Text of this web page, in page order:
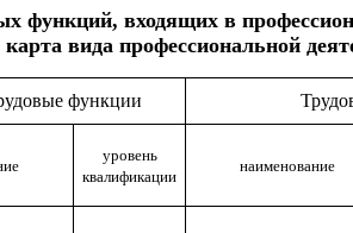
функций, входящих в
вида профессиональной
функции
уровень
квалификации
наименование